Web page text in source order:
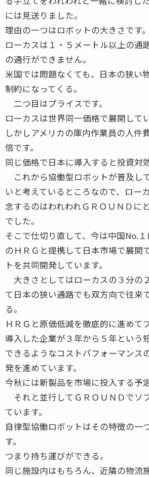
には見送りました。
理由の一つはロボットの大きさです。
ローカスは１・５メートル以上の通
の通行ができません。
米国では問題なくても、日本の狭い
制約になってくる。
二つ目はプライスです。
ローカスは世界同一価格で展開して
しかしアメリカの庫内作業員の人件
倍です。
同じ価格で日本に導入すると投資対
これから協働型ロボットが普及し
いと考えているところなので、ロー
念するのはわれわれＧＲＯＵＮＤに
でした。
そこで仕切り直して、今は中国No.
のＨＲＧと提携して日本市場で展開
トを共同開発しています。
大きさとしてはローカスの３分の
て日本の狭い通路でも双方向で往来
る。
ＨＲＧと原価低減を徹底的に進めて
導入した企業が３年から５年という
できるようなコストパフォーマンス
発を進めています。
今秋には新製品を市場に投入する予定
それと並行してＧＲＯＵＮＤでソ
ています。
自律型協働ロボットはその特徴の一
す。
つまり持ち運びができる。
同じ施設内はもちろん、近隣の物流